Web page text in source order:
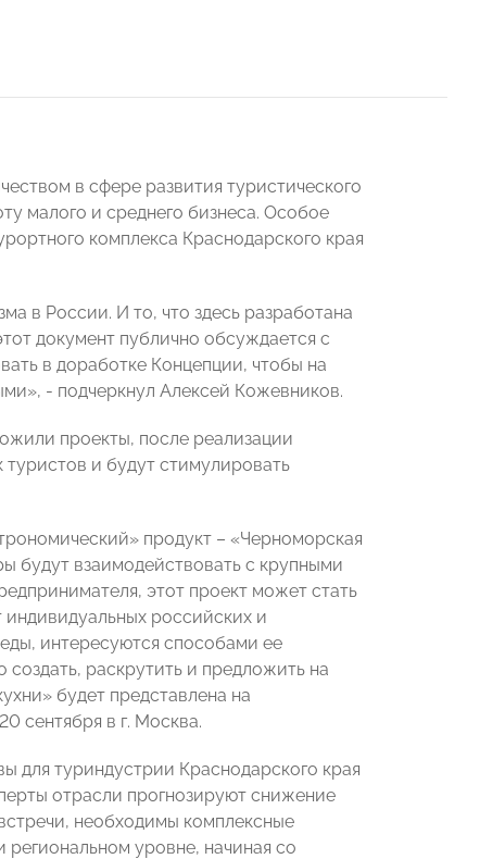
в сфере развития туристического
малого и среднего бизнеса. Особое
комплекса Краснодарского края
в России. И то, что здесь разработана
документ публично обсуждается с
в доработке Концепции, чтобы на
- подчеркнул Алексей Кожевников.
проекты, после реализации
и будут стимулировать
продукт – «Черноморская
будут взаимодействовать с крупными
этот проект может стать
индивидуальных российских и
интересуются способами ее
раскрутить и предложить на
будет представлена на
сентября в г. Москва.
для туриндустрии Краснодарского края
отрасли прогнозируют снижение
необходимы комплексные
уровне, начиная со